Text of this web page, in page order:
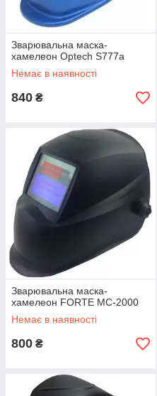
Зварювальна маска-
хамелеон Optech S777a
Немає в наявності
840 ₴
Зварювальна маска-
хамелеон FORTE МС-2000
Немає в наявності
800 ₴